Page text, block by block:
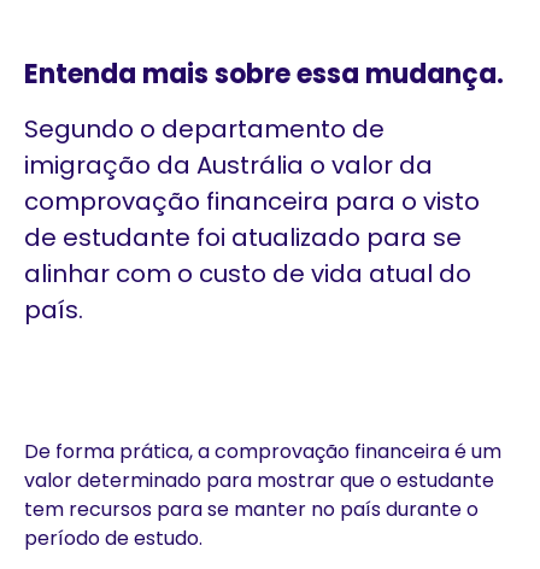
Entenda mais sobre essa mudança.
Segundo o departamento de
imigração da Austrália o valor da
comprovação financeira para o visto
de estudante foi atualizado para se
alinhar com o custo de vida atual do
país.
De forma prática, a comprovação financeira é um
valor determinado para mostrar que o estudante
tem recursos para se manter no país durante o
período de estudo.